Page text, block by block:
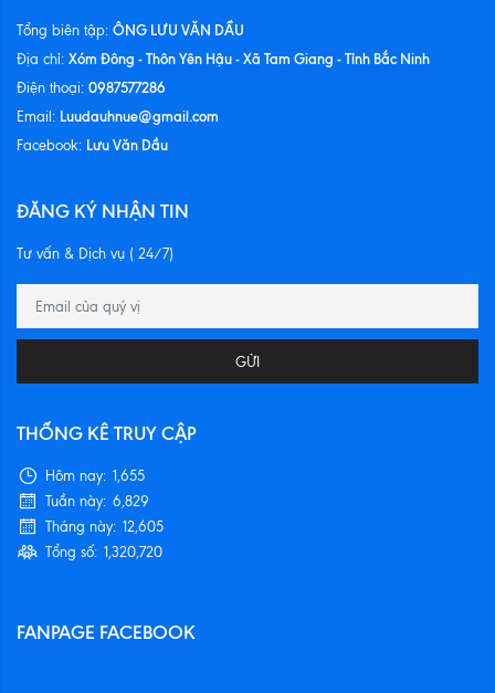
Tổng biên tập: ÔNG LƯU VĂN DẦU
Địa chỉ: Xóm Đông - Thôn Yên Hậu - Xã Tam Giang - Tỉnh Bắc Ninh
Điện thoại: 0987577286
Email: Luudauhnue@gmail.com
Facebook: Lưu Văn Dầu
ĐĂNG KÝ NHẬN TIN
Tư vấn & Dịch vụ ( 24/7)
GỬI
THỐNG KÊ TRUY CẬP
Hôm nay: 1,655
Tuần này: 6,829
Tháng này: 12,605
Tổng số: 1,320,720
FANPAGE FACEBOOK